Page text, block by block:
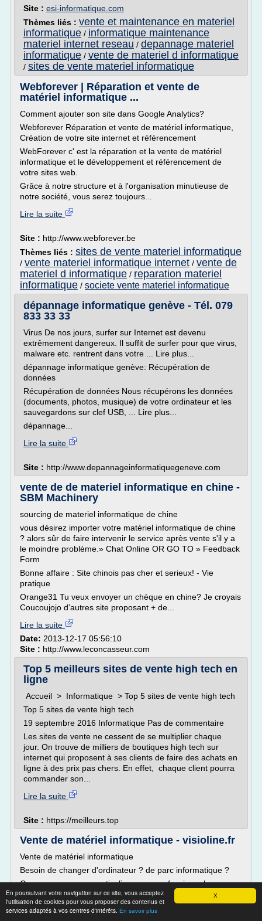
X
En poursuivant votre navigation sur ce site, vous acceptez
l'utilisation de cookies pour vous proposer des contenus et
services adaptés à vos centres d'intérêts. En savoir plus
Site : esi-informatique.com
Thèmes liés : vente et maintenance en materiel
informatique / informatique maintenance
materiel internet reseau / depannage materiel
informatique / vente de materiel d informatique
/ sites de vente materiel informatique
Webforever | Réparation et vente de
matériel informatique ...
Comment ajouter son site dans Google Analytics?
Webforever Réparation et vente de matériel informatique,
Création de votre site internet et référencement
WebForever c' est la réparation et la vente de matériel
informatique et le développement et référencement de
votre sites web.
Grâce à notre structure et à l'organisation minutieuse de
notre société, vous serez toujours...
Lire la suite
Site : http://www.webforever.be
Thèmes liés : sites de vente materiel informatique
/ vente materiel informatique internet / vente de
materiel d informatique / reparation materiel
informatique / societe vente materiel informatique
dépannage informatique genève - Tél. 079
833 33 33
Virus De nos jours, surfer sur Internet est devenu
extrêmement dangereux. Il suffit de surfer pour que virus,
malware etc. rentrent dans votre ... Lire plus...
dépannage informatique genève: Récupération de
données
Récupération de données Nous récupérons les données
(documents, photos, musique) de votre ordinateur et les
sauvegardons sur clef USB, ... Lire plus...
dépannage...
Lire la suite
Site : http://www.depannageinformatiquegeneve.com
vente de de materiel informatique en chine -
SBM Machinery
sourcing de materiel informatique de chine
vous désirez importer votre matériel informatique de chine
? alors sûr de faire intervenir le service après vente s'il y a
le moindre problème.» Chat Online OR GO TO » Feedback
Form
Bonne affaire : Site chinois pas cher et serieux! - Vie
pratique
Orange31 Tu veux envoyer un chèque en chine? Je croyais
Coucoujojo d'autres site proposant + de...
Lire la suite
Date: 2013-12-17 05:56:10
Site : http://www.leconcasseur.com
Top 5 meilleurs sites de vente high tech en
ligne
Accueil > Informatique > Top 5 sites de vente high tech
Top 5 sites de vente high tech
19 septembre 2016 Informatique Pas de commentaire
Les sites de vente ne cessent de se multiplier chaque
jour. On trouve de milliers de boutiques high tech sur
internet qui proposent à ses clients de faire des achats en
ligne à des prix pas chers. En effet, chaque client pourra
commander son...
Lire la suite
Site : https://meilleurs.top
Vente de matériel informatique - visioline.fr
Vente de matériel informatique
Besoin de changer d'ordinateur ? de parc informatique ?
Que vous soyez un particulier ou un professionnel nous
bénéficions de tarifs aussi...
Lire la suite